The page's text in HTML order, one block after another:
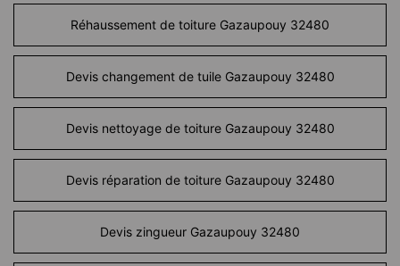
Réhaussement de toiture Gazaupouy 32480
Devis changement de tuile Gazaupouy 32480
Devis nettoyage de toiture Gazaupouy 32480
Devis réparation de toiture Gazaupouy 32480
Devis zingueur Gazaupouy 32480